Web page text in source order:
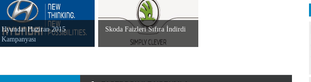
Hyundai Haziran 2015
Kampanyası
Skoda Faizleri Sıfıra İndirdi